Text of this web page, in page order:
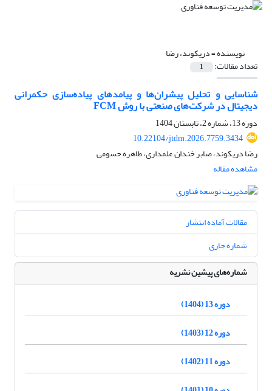
نویسنده =دریکوند، رضا
تعداد مقالات: 1
شناسایی و تحلیل پیشران‌ها و پیامدهای پیاده‌سازی حکمرانی
دیجیتال در شرکت‌های صنعتی با روش FCM
دوره 13، شماره 2، تابستان 1404
10.22104/jtdm.2026.7759.3434
رضا دریکوند، صابر خندان علمداری، طاهره حسومی
مشاهده مقاله
مقالات آماده انتشار
شماره جاری
شماره‌های پیشین نشریه
دوره 13 (1404)
دوره 12 (1403)
دوره 11 (1402)